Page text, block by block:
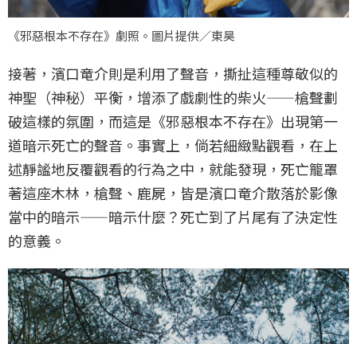
《邪惡根本不存在》劇照。圖片提供／東昊
接著，濱口竜介則是利用了聲音，撕扯這種尊敬似的
神聖（神秘）平衡，增添了戲劇性的柴火——槍聲劃
破這樣的氛圍，而這是《邪惡根本不存在》出現第一
道暗示死亡的聲音。事實上，倘若細緻點觀看，在上
述靜謐地反覆觀看的行為之中，就能發現，死亡籠罩
著這座木林，槍聲、鹿屍，皆是濱口竜介散落於影像
當中的暗示——暗示什麼？死亡到了片尾有了決定性
的意義。